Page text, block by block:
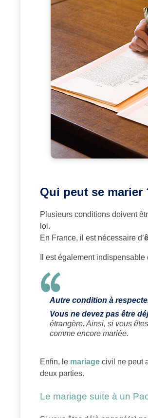
Qui peut se marier
Plusieurs conditions doivent
loi.
En France, il est nécessaire d’
Il est également
Autre condition à
Vous ne devez pas être
étrangère. Ainsi, si vous
comme encore mariée.
Enfin, le mariage civil ne peut
deux parties.
Le mariage suite à un